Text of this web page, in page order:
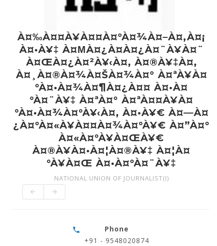
À¤‰À¤¤À¥À¤¤À¤°À¤¾À¤–À¤‚À¤¡
À¤•À¥‡ À¤ΜÀ¤¿À¤­À¤¿À¤¨À¥À¤¨
À¤ŒÀ¤¿À¤²À¥‹À¤‚ À¤®À¥‡À¤‚
À¤¸À¤®À¤¾À¤ŠÀ¤¾À¤° À¤ªÀ¥À¤
°À¤•À¤¾À¤¶À¤¿À¤¤ À¤•À¤
°À¤¨À¥‡ À¤ªÀ¤° À¤ªÀ¤¤À¥À¤
°À¤•À¤¾À¤°À¥‹À¤‚ À¤•À¥€ À¤—À¤
¿À¤°À¤«À¥À¤¤À¤¾À¤°À¥€ À¤”À¤°
À¤«À¤°À¥À¤ŒÀ¥€
À¤®À¥À¤•À¤¦À¤®À¥‡ À¤¦À¤
°À¥À¤Œ À¤•À¤°À¤¨À¥‡
NATIONAL UNION OF JOURNALIST(I)
Phone
+91 - 9548020874